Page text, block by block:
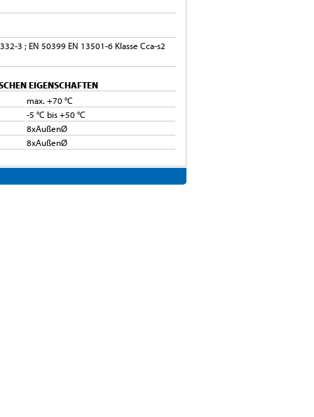
3 ; EN 50399 EN 13501-6 Klasse Cca-s2
EIGENSCHAFTEN
max. +70 °C
-5 °C bis +50 °C
8xAußenØ
8xAußenØ